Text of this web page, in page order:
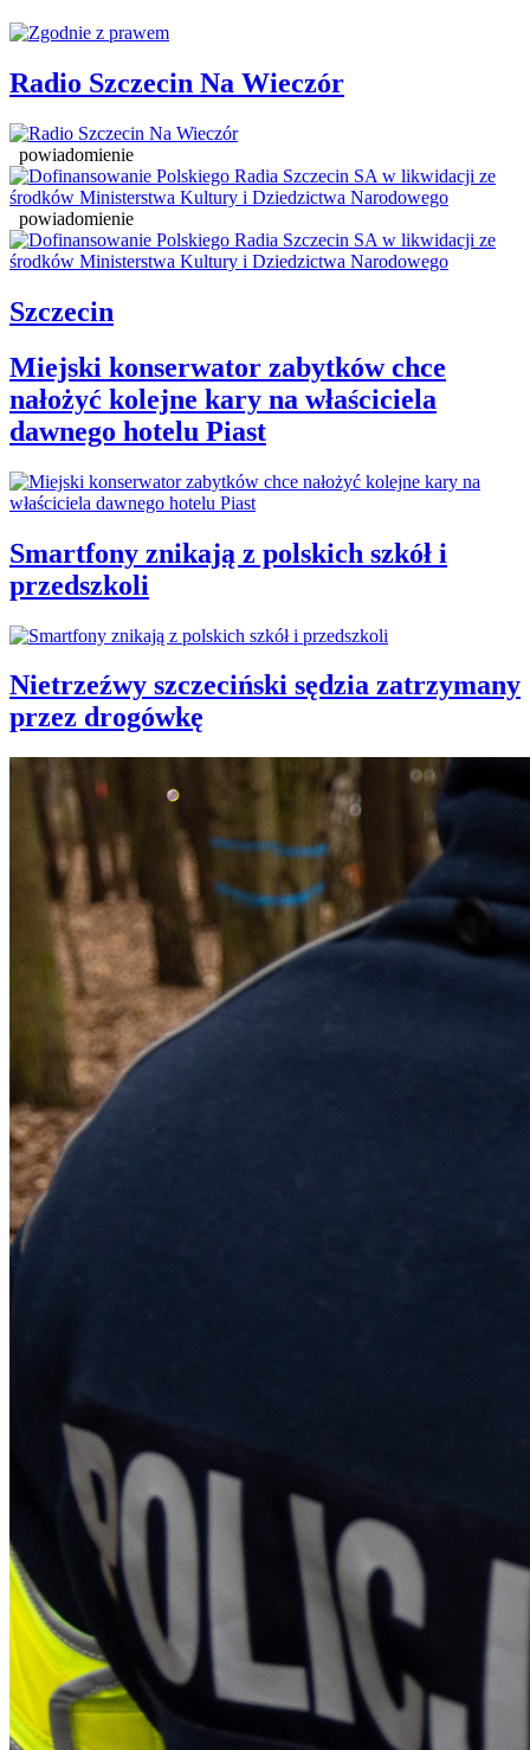
Radio Szczecin Na Wieczór
powiadomienie
powiadomienie
Szczecin
Miejski konserwator zabytków chce
nałożyć kolejne kary na właściciela
dawnego hotelu Piast
Smartfony znikają z polskich szkół i
przedszkoli
Nietrzeźwy szczeciński sędzia zatrzymany
przez drogówkę